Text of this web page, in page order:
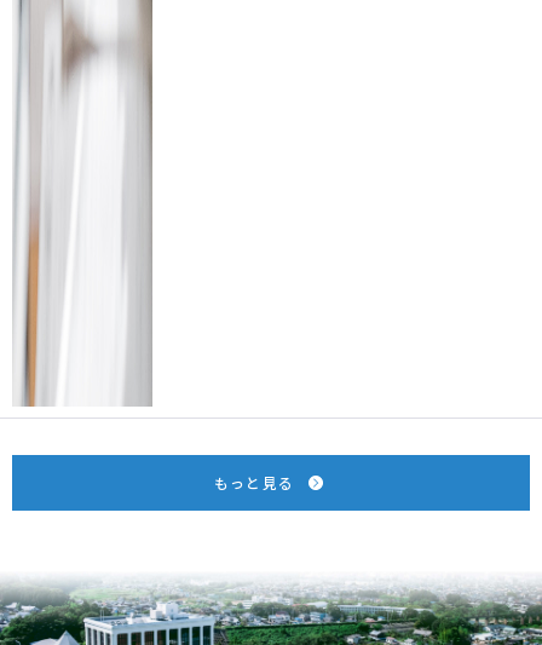
もっと見る